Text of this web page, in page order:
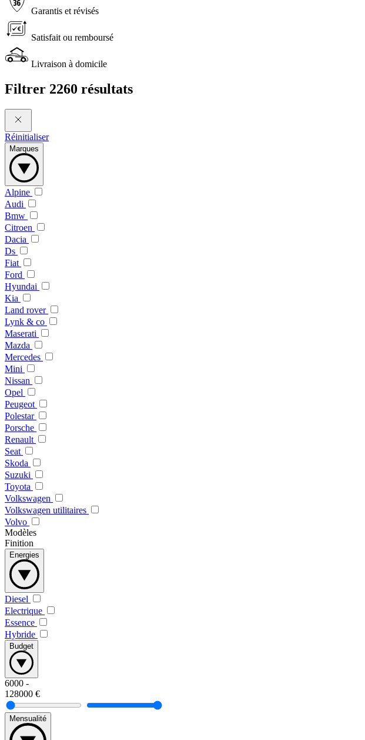
Garantis et révisés
Satisfait ou remboursé
Livraison à domicile
Filtrer 2260 résultats
Réinitialiser
Marques
Alpine
Audi
Bmw
Citroen
Dacia
Ds
Fiat
Ford
Hyundai
Kia
Land rover
Lynk & co
Maserati
Mazda
Mercedes
Mini
Nissan
Opel
Peugeot
Polestar
Porsche
Renault
Seat
Skoda
Suzuki
Toyota
Volkswagen
Volkswagen utilitaires
Volvo
Modèles
Finition
Energies
Diesel
Electrique
Essence
Hybride
Budget
6000 -
128000 €
Mensualité